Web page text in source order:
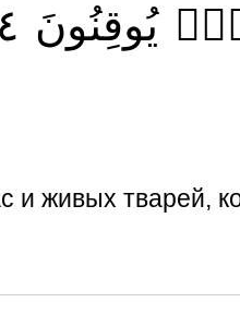
يُوقِنُونَ ٤
и живых тварей,